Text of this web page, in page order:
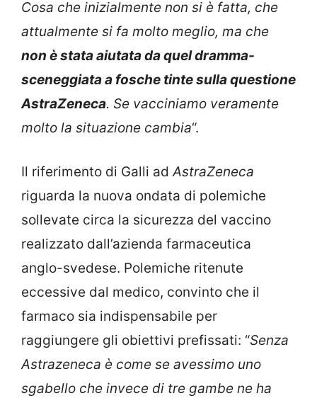
Cosa che inizialmente non si è fatta, che
attualmente si fa molto meglio, ma che
non è stata aiutata da quel dramma-
sceneggiata a fosche tinte sulla questione
AstraZeneca. Se vacciniamo veramente
molto la situazione cambia“.
Il riferimento di Galli adAstraZeneca
riguarda la nuova ondata di polemiche
sollevate circa la sicurezza del vaccino
realizzato dall’azienda farmaceutica
anglo-svedese. Polemiche ritenute
eccessive dal medico, convinto che il
farmaco sia indispensabile per
raggiungere gli obiettivi prefissati: “Senza
Astrazeneca è come se avessimo uno
sgabello che invece di tre gambe ne ha